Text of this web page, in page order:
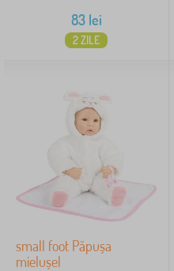
83lei
2 ZILE
small foot Păpușa
mielușel